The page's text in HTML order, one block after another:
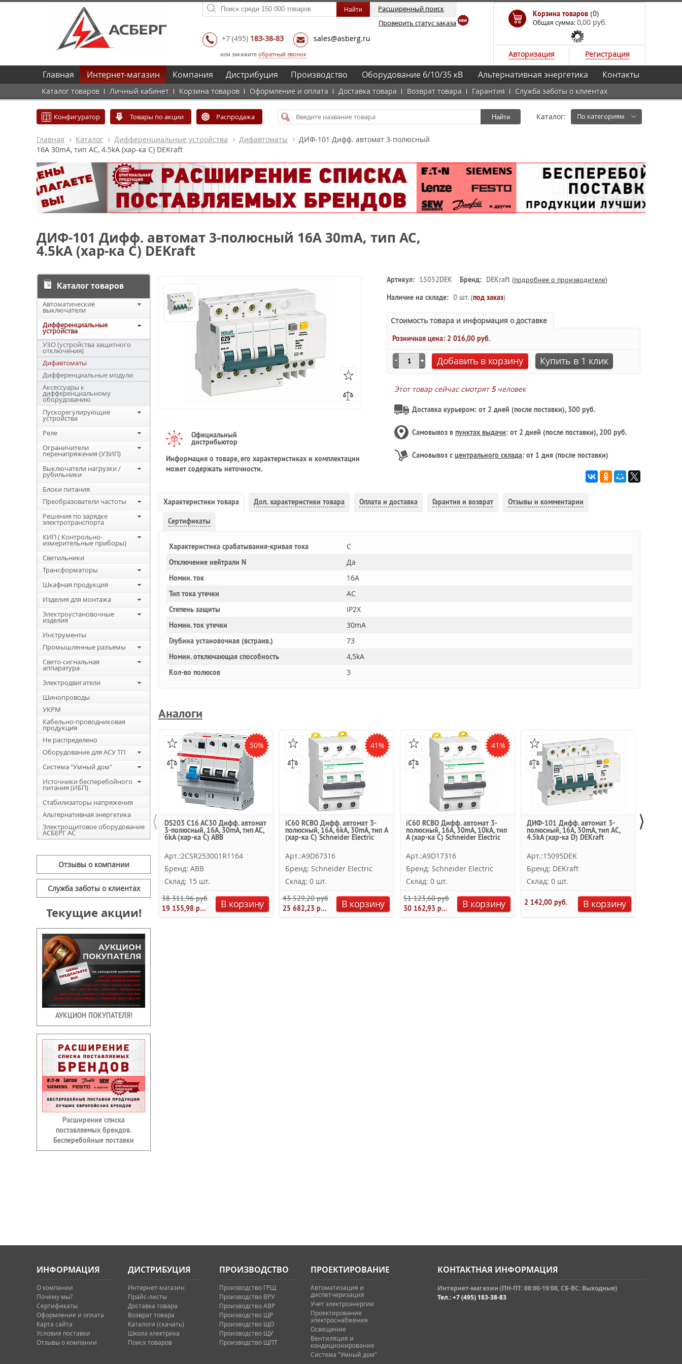
Расширенный поиск
Проверить статус заказа
+7 (495) 183-38-83 sales@asberg.ru
или закажите обратный звонок
Корзина товаров (0)
Общая сумма:0,00 руб.
Авторизация Регистрация
Главная Интернет-магазин
Каталог товаров Личный кабинет Корзина товаров Оформление и оплата Доставка товара Возврат товара Гарантия Служба заботы о клиентах
Компания Дистрибуция Производство Оборудование 6/10/35 кВ Альтернативная энергетика Контакты
Конфигуратор Товары по акции Распродажа Найти Каталог: По категориям
Главная Каталог Дифференциальные устройства Дифавтоматы
ДИФ-101 Дифф. автомат 3-полюсный
16А 30mA, тип AC, 4.5kA (хар-ка C) DEKraft
ДИФ-101 Дифф. автомат 3-полюсный 16А 30mA, тип AC,
4.5kA (хар-ка C) DEKraft
Каталог товаров
Автоматические
выключатели
Дифференциальные
устройства
УЗО (устройства защитного
отключения)
Дифавтоматы
Дифференциальные модули
Аксессуары к
дифференциальному
оборудованию
Пускорегулирующие
устройства
Реле
Ограничители
перенапряжения (УЗИП)
Выключатели нагрузки /
рубильники
Блоки питания
Преобразователи частоты
Решения по зарядке
электротранспорта
КИП ( Контрольно-
измерительные приборы)
Светильники
Трансформаторы
Шкафная продукция
Изделия для монтажа
Электроустановочные
изделия
Инструменты
Промышленные разъемы
Свето-сигнальная
аппаратура
Электродвигатели
Шинопроводы
УКРМ
Кабельно-проводниковая
продукция
Не распределено
Оборудование для АСУ ТП
Система "Умный дом"
Источники бесперебойного
питания (ИБП)
Стабилизаторы напряжения
Альтернативная энергетика
Электрощитовое оборудование
АСБЕРГ АС
Отзывы о компании
Служба заботы о клиентах
Текущие акции!
АУКЦИОН ПОКУПАТЕЛЯ!
Расширение списка
поставляемых брендов.
Бесперебойные поставки
Официальный
дистрибьютор
Информация о товаре, его характеристиках и комплектации
может содержать неточности.
Артикул: 15052DEK Бренд: DEKraft (подробнее о производителе)
Наличие на складе: 0 шт. (под заказ)
Стоимость товара и информация о доставке
Розничная цена: 2 016,00 руб.
Добавить в корзину Купить в 1 клик
Этот товар сейчас смотрят 5человек
Доставка курьером: от 2 дней (после поставки), 300 руб.
Самовывоз в пунктах выдачи: от 2 дней (после поставки), 200 руб.
Самовывоз с центрального склада: от 1 дня (после поставки)
Характеристики товара Доп. характеристики товара Оплата и доставка Гарантия и возврат Отзывы и комментарии
Сертификаты
Характеристика срабатывания-кривая тока C
Отключение нейтрали N Да
Номин. ток 16A
Тип тока утечки AC
Степень защиты IP2X
Номин. ток утечки 30mA
Глубина установочная (встраив.) 73
Номин. отключающая способность 4,5kA
Кол-во полюсов 3
Аналоги
50%
DS203 C16 AC30 Дифф. автомат
3-полюсный, 16A, 30mA, тип АC,
6kA (хар-ка C) ABB
Арт.:2CSR253001R1164
Бренд: ABB
Склад: 15 шт.
38 311,96 руб.
19 155,98 руб.
В корзину
41%
iC60 RCBO Дифф. автомат 3-
полюсный, 16А, 6kА, 30mA, тип A
(хар-ка C) Schneider Electric
Арт.:A9D67316
Бренд: Schneider Electric
Склад: 0 шт.
43 529,20 руб.
25 682,23 руб.
В корзину
41%
iC60 RCBO Дифф. автомат 3-
полюсный, 16А, 30mA, 10kA, тип
А (хар-ка C) Schneider Electric
Арт.:A9D17316
Бренд: Schneider Electric
Склад: 0 шт.
51 123,60 руб.
30 162,93 руб.
В корзину
ДИФ-101 Дифф. автомат 3-
полюсный, 16А, 30mA, тип AC,
4.5kA (хар-ка D) DEKraft
Арт.:15095DEK
Бренд: DEKraft
Склад: 0 шт.
2 142,00 руб. В корзину
⟨ ⟩
ИНФОРМАЦИЯ
О компании
Почему мы?
Сертификаты
Оформление и оплата
Карта сайта
Условия поставки
Отзывы о компании
ДИСТРИБУЦИЯ
Интернет-магазин
Прайс-листы
Доставка товара
Возврат товара
Каталоги (скачать)
Школа электрика
Поиск товаров
ПРОИЗВОДСТВО
Производство ГРЩ
Производство ВРУ
Производство АВР
Производство ЩР
Производство ЩО
Производство ЩУ
Производство ЩПТ
ПРОЕКТИРОВАНИЕ
Автоматизация и
диспетчеризация
Учет электроэнергии
Проектирование
электроснабжения
Освещение
Вентиляция и
кондиционирование
Система "Умный дом"
КОНТАКТНАЯ ИНФОРМАЦИЯ
Интернет-магазин (ПН-ПТ: 08:00-19:00, СБ-ВС: Выходные)
Тел.: +7 (495) 183-38-83